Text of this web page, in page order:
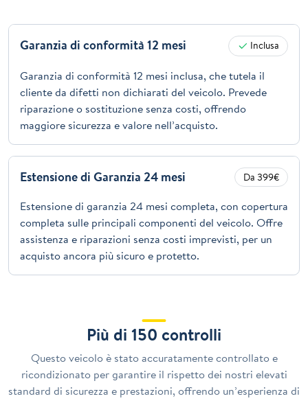
Garanzia di conformità 12 mesi Inclusa
Garanzia di conformità 12 mesi inclusa, che tutela il
cliente da difetti non dichiarati del veicolo. Prevede
riparazione o sostituzione senza costi, offrendo
maggiore sicurezza e valore nell’acquisto.
Estensione di Garanzia 24 mesi Da 399€
Estensione di garanzia 24 mesi completa, con copertura
completa sulle principali componenti del veicolo. Offre
assistenza e riparazioni senza costi imprevisti, per un
acquisto ancora più sicuro e protetto.
Più di 150 controlli
Questo veicolo è stato accuratamente controllato e
ricondizionato per garantire il rispetto dei nostri elevati
standard di sicurezza e prestazioni, offrendo un’esperienza di